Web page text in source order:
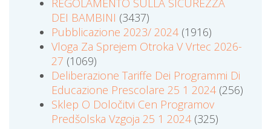
REGOLAMENTO SULLA SICUREZZA
DEI BAMBINI (3437)
Pubblicazione 2023/ 2024(1916)
Vloga Za Sprejem Otroka V Vrtec 2026-
27 (1069)
Deliberazione Tariffe Dei Programmi Di
Educazione Prescolare 25 1 2024(256)
Sklep O Določitvi Cen Programov
Predšolska Vzgoja 25 1 2024(325)